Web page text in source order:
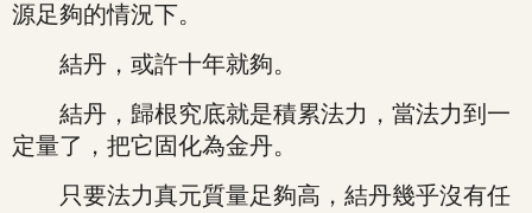
源足夠的情況下。
結丹，或許十年就夠。
結丹，歸根究底就是積累法力，當法力到一
定量了，把它固化為金丹。
只要法力真元質量足夠高，結丹幾乎沒有任